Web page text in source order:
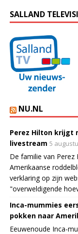
SALLAND
NU.NL
Perez Hilton krijgt
livestream 5
De familie van
Amerikaanse
verklaring op zijn
"overweldigende
Inca-mummies
pokken naar
Eeuwenoude Inca-